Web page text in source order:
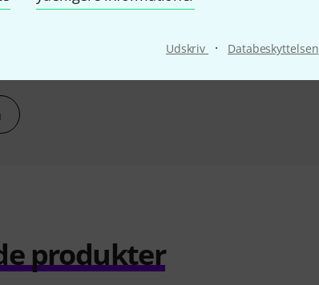
Udskriv · Databeskyttelsen
268 kr
produkter